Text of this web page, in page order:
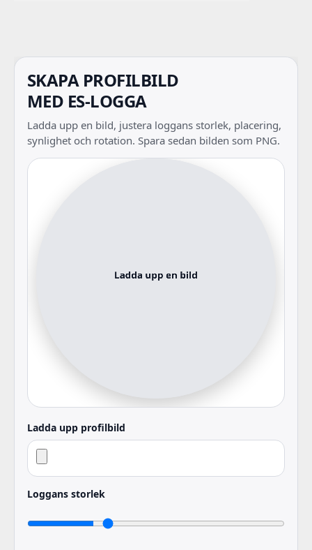
SKAPA PROFILBILD
MED ES-LOGGA
Ladda upp en bild, justera loggans storlek, placering,
synlighet och rotation. Spara sedan bilden som PNG.
Ladda upp profilbild
Loggans storlek